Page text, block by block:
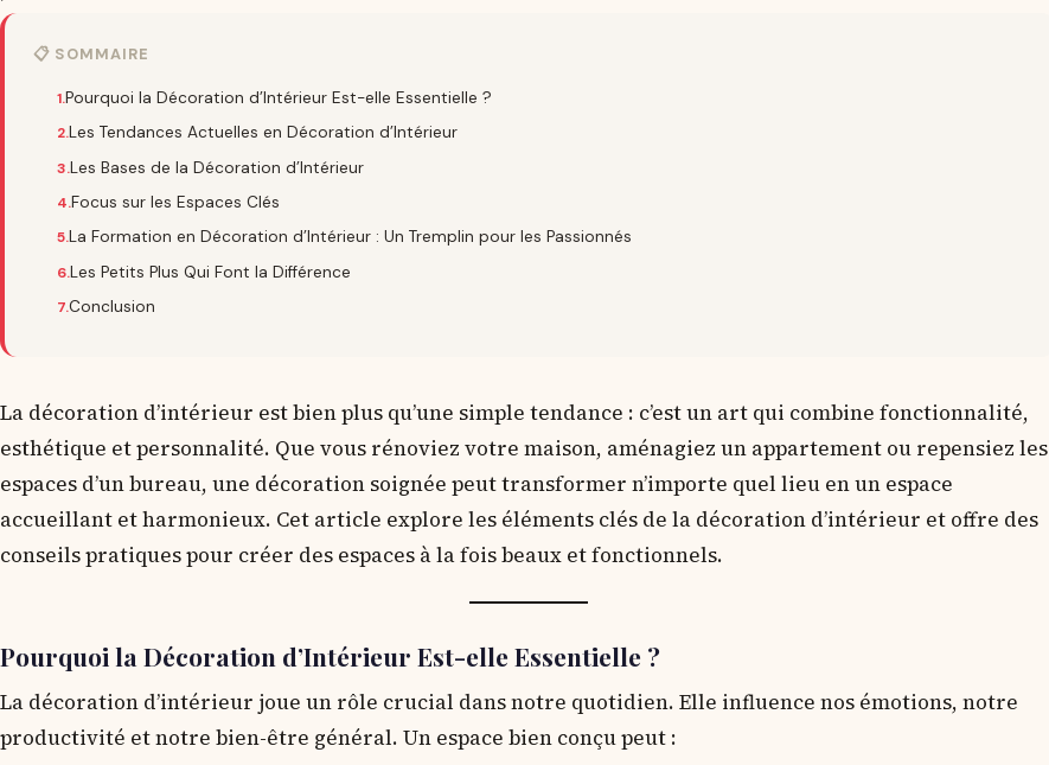
📋 SOMMAIRE
Pourquoi la Décoration d’Intérieur Est-elle Essentielle ?
Les Tendances Actuelles en Décoration d’Intérieur
Les Bases de la Décoration d’Intérieur
Focus sur les Espaces Clés
La Formation en Décoration d’Intérieur : Un Tremplin pour les Passionnés
Les Petits Plus Qui Font la Différence
Conclusion
La décoration d’intérieur est bien plus qu’une simple tendance : c’est un art qui combine fonctionnalité,
esthétique et personnalité. Que vous rénoviez votre maison, aménagiez un appartement ou repensiez les
espaces d’un bureau, une décoration soignée peut transformer n’importe quel lieu en un espace
accueillant et harmonieux. Cet article explore les éléments clés de la décoration d’intérieur et offre des
conseils pratiques pour créer des espaces à la fois beaux et fonctionnels.
Pourquoi la Décoration d’Intérieur Est-elle Essentielle ?
La décoration d’intérieur joue un rôle crucial dans notre quotidien. Elle influence nos émotions, notre
productivité et notre bien-être général. Un espace bien conçu peut :